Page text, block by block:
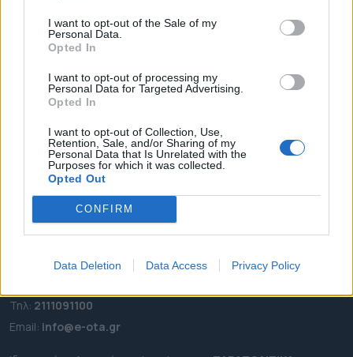
I want to opt-out of the Sale of my
Personal Data.
Opted In
I want to opt-out of processing my
Personal Data for Targeted Advertising.
Opted In
I want to opt-out of Collection, Use,
Retention, Sale, and/or Sharing of my
Personal Data that Is Unrelated with the
Purposes for which it was collected.
Opted Out
CONFIRM
Data Deletion Data Access Privacy Policy
ΡΟΗ ΕΙΔΗΣΕΩΝ
ΠΕΡΙΦΕΡΕΙΕΣ
OTA LEAKS
ΣΥΝΕΝΤΕΥΞΕΙΣ
ΑΠΟΨΕΙΣ
ΠΡΟΣΛΗΨΕΙΣ
Ταχ. Διεύθυνση:Λεωφόρος Ανδρέα Συγγρού 188, 17671,
Τηλ: 2111091100
Εmail: info@e-ota.gr